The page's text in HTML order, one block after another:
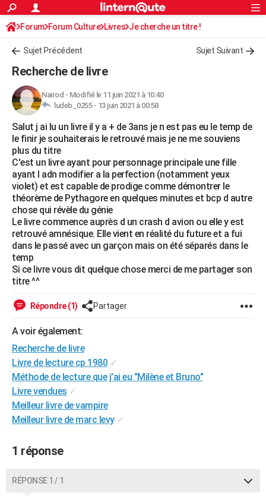
ACTUALITÉS
Politique
Société
Faits Divers
Education
Monde
Villes
+
FINANCE
Retraite
Impôts
Epargne
Immobilier
Risques naturels par ville
Banque
Assurance
Crédit
AUTO
Essais
Réserver un essai
Citadines
Berlines
SUV
Forum auto
+HIGH-TECH
Mobiles
Meilleur smartphone
Internet
Ordinateurs
Jeux vidéo
Guide high-tech
+BRICOLAGE
Forum
Aménagement intérieur
Extérieur
Cuisine
Salle de bains
Jardinage
Rangement
WEEK-END
Guides de France
Escapades
Patrimoine
Expositions
Musées
Week-end nature
LIFESTYLE
Art de vivre
Bien-être
Loisirs
Mode
Modes de vie
SANTE
Alimentation
Guide de la santé
Maladies
Médicaments
Sommeil
VOYAGE
Destinations
City break
Voyage nature
Voyage de noces
Forum
Climat
+PHOTO
GUIDES D'ACHAT
BONS PLANS
CARTE DE VOEUX
Carte de Noël
Carte Bonne année
Carte Saint-Valentin
Carte Pâques
Carte d'anniversaire
DICTIONNAIRE
Dictionnaire
Biographies
Citations
Expressions
Proverbes
PROGRAMME TV
COPAINS D'AVANT
S'inscrire
Se connecter
Lycées
Collèges
Primaires
Universités
Entreprises
Service militaire
Avis de recherche
AVIS DE DÉCÈS
S'inscrire
Connexion
Forum Forum Culture Livres Je cherche un titre !
Sujet Précédent Sujet Suivant
Recherche de livre
Nairod - Modifié le 11 juin 2021 à 10:40
ludeb_0255 - 13 juin 2021 à 00:58
Salut j ai lu un livre il y a + de 3ans je n est pas eu le temp de
le finir je souhaiterais le retrouvé mais je ne me souviens
plus du titre
C'est un livre ayant pour personnage principale une fille
ayant l adn modifier a la perfection (notamment yeux
violet) et est capable de prodige comme démontrer le
théorème de Pythagore en quelques minutes et bcp d autre
chose qui révèle du génie
Le livre commence auprès d un crash d avion ou elle y est
retrouvé amnésique. Elle vient en réalité du future et a fui
dans le passé avec un garçon mais on été séparés dans le
temp
Si ce livre vous dit quelque chose merci de me partager son
titre ^^
Répondre (1) Partager
A voir également:
Recherche de livre
Livre de lecture cp 1980 ✓
Méthode de lecture que j'ai eu "Milène et Bruno"
Livre vendues ✓
Meilleur livre de vampire
Meilleur livre de marc levy ✓
1 réponse
RÉPONSE 1 / 1